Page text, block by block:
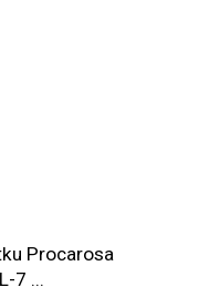
Procarosa
7 ...